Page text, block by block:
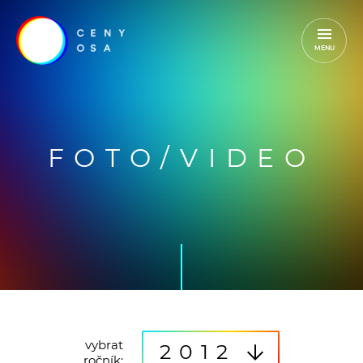
MENU
FOTO/VIDEO
vybrat
2012